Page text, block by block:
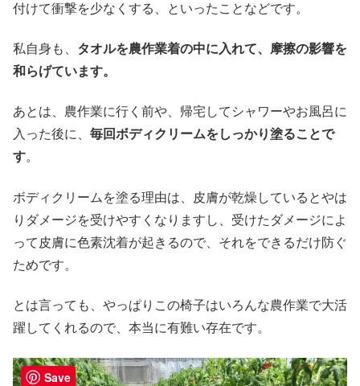
付けて衝撃を少なくする、といったことなどです。
私自身も、 タオルを農作業着の中に入れて、摩擦の影響を
和らげています。
あとは、農作業に行く前や、帰宅してシャワーやお風呂に
入った後に、 毎回ボディクリームをしっかり塗ることで
す。
ボディクリームを塗る理由は、皮膚が乾燥しているとやは
りダメージを受けやすくなりますし、受けたダメージによ
って皮膚に色素沈着が起きるので、それをできるだけ防ぐ
ためです。
とは言っても、やっぱりこの椅子はいろんな農作業で大活
躍してくれるので、本当に有難い存在です。
Save